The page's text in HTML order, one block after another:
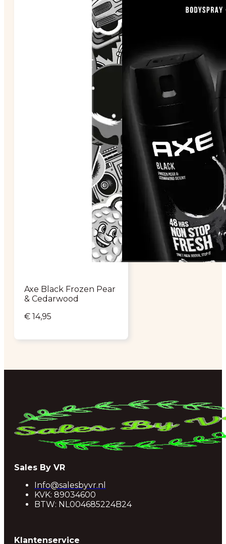
Axe Black Frozen Pear
& Cedarwood
€ 14,95
Sales By VR
Info@salesbyvr.nl
KVK: 89034600
BTW: NL004685224B24
Klantenservice